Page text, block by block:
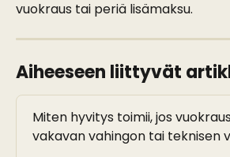
vuokraus tai periä lisämaksu.
Aiheeseen liittyvät
Miten hyvitys toimii, jos
vakavan vahingon tai teknisen